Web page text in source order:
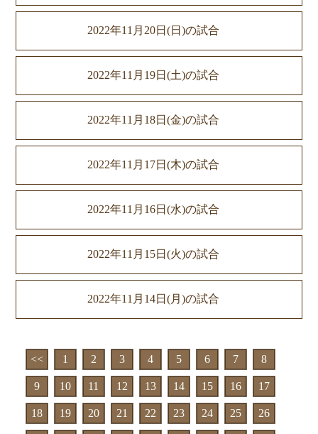
2022年11月20日(日)の試合
2022年11月19日(土)の試合
2022年11月18日(金)の試合
2022年11月17日(木)の試合
2022年11月16日(水)の試合
2022年11月15日(火)の試合
2022年11月14日(月)の試合
<< 1 2 3 4 5 6 7 8
9 10 11 12 13 14 15 16 17
18 19 20 21 22 23 24 25 26